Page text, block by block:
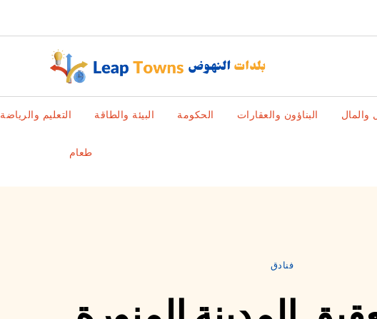
والمال البناؤون والعقارات الحكومة البيئة والطاقة التعليم والرياضة
طعام
فنادق